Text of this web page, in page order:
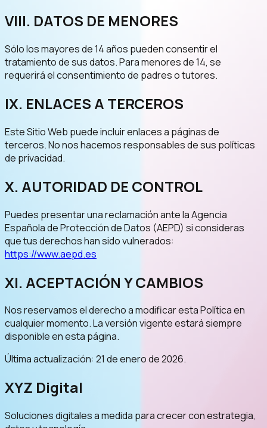
VIII. DATOS DE MENORES
Sólo los mayores de 14 años pueden consentir el
tratamiento de sus datos. Para menores de 14, se
requerirá el consentimiento de padres o tutores.
IX. ENLACES A TERCEROS
Este Sitio Web puede incluir enlaces a páginas de
terceros. No nos hacemos responsables de sus políticas
de privacidad.
X. AUTORIDAD DE CONTROL
Puedes presentar una reclamación ante la Agencia
Española de Protección de Datos (AEPD) si consideras
que tus derechos han sido vulnerados:
https://www.aepd.es
XI. ACEPTACIÓN Y CAMBIOS
Nos reservamos el derecho a modificar esta Política en
cualquier momento. La versión vigente estará siempre
disponible en esta página.
Última actualización: 21 de enero de 2026.
XYZ Digital
Soluciones digitales a medida para crecer con estrategia,